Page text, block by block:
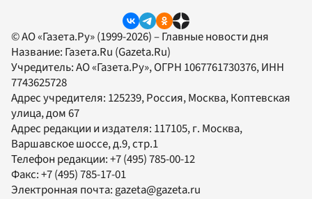
© АО «Газета.Ру» (1999-2026) – Главные новости дня
Название: Газета.Ru (Gazeta.Ru)
Учредитель:АО «Газета.Ру», ОГРН 1067761730376, ИНН
7743625728
Адрес учредителя: 125239, Россия, Москва, Коптевская
улица, дом 67
Адрес редакции и издателя: 117105, г. Москва,
Варшавское шоссе, д.9, стр.1
Телефон редакции:+7 (495) 785-00-12
Факс:+7 (495) 785-17-01
Электронная почта: gazeta@gazeta.ru